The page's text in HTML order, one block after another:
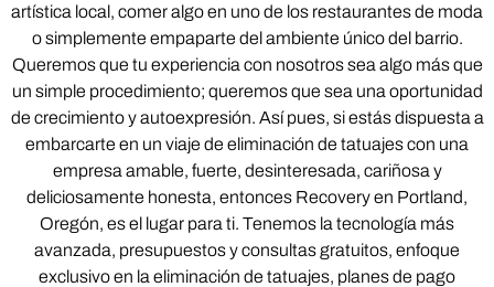
artística local, comer algo en uno de los restaurantes de moda
o simplemente empaparte del ambiente único del barrio.
Queremos que tu experiencia con nosotros sea algo más que
un simple procedimiento; queremos que sea una oportunidad
de crecimiento y autoexpresión. Así pues, si estás dispuesta a
embarcarte en un viaje de eliminación de tatuajes con una
empresa amable, fuerte, desinteresada, cariñosa y
deliciosamente honesta, entonces Recovery en Portland,
Oregón, es el lugar para ti. Tenemos la tecnología más
avanzada, presupuestos y consultas gratuitos, enfoque
exclusivo en la eliminación de tatuajes, planes de pago